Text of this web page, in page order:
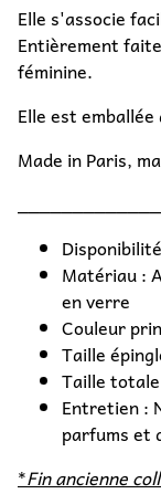
Elle s'associe
Entièrement
féminine.
Elle est
Made in Paris,
Matériau :
en verre
Couleur
Taille
Taille
Entretien :
parfums et
*Fin ancienne